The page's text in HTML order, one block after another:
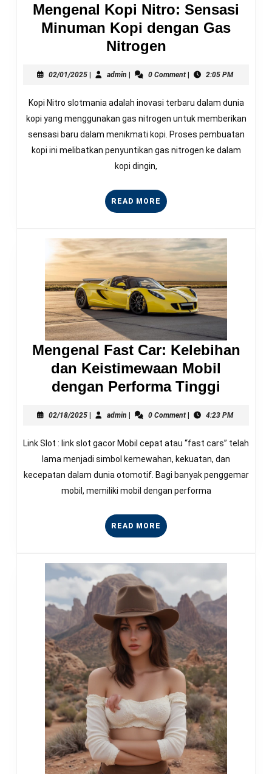
Mengenal Kopi Nitro: Sensasi
Minuman Kopi dengan Gas
NitrogenMengenal
Nitro:
Sensasi
Minuman
Kopi
dengan
02/01/202502/01/2025
| adminadmin
| 0 Comment | 2:05 PM
Kopi Nitro slotmania adalah inovasi terbaru dalam dunia
kopi yang menggunakan gas nitrogen untuk memberikan
sensasi baru dalam menikmati kopi. Proses pembuatan
kopi ini melibatkan penyuntikan gas nitrogen ke dalam
kopi dingin,
READ MORE READ
MORE
Mengenal Fast Car: Kelebihan
dan Keistimewaan Mobil
dengan Performa Tinggi
Car:
dan
02/18/202502/18/2025
adminadmin 0 Comment 4:23 PM
Link Slot : link slot gacor Mobil cepat atau “fast cars” telah
lama menjadi simbol kemewahan, kekuatan, dan
kecepatan dalam dunia otomotif. Bagi banyak penggemar
mobil, memiliki mobil dengan performa
READ MORE READ
MORE